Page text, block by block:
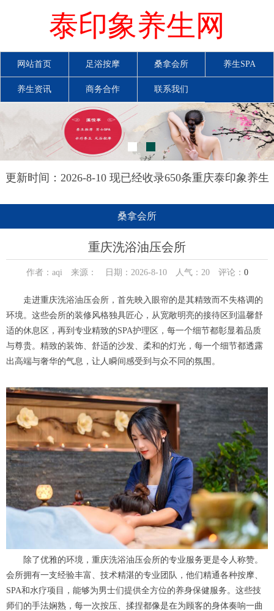
泰印象养生网
网站首页 足浴按摩 桑拿会所 养生SPA
养生资讯 商务合作 联系我们
更新时间：2026-8-10 现已经收录650条重庆泰印象养生
桑拿会所
重庆洗浴油压会所
作者：aqi 来源： 日期：2026-8-10 人气： 20评论： 0
走进重庆洗浴油压会所，首先映入眼帘的是其精致而不失格调的
环境。这些会所的装修风格独具匠心，从宽敞明亮的接待区到温馨舒
适的休息区，再到专业精致的SPA护理区，每一个细节都彰显着品质
与尊贵。精致的装饰、舒适的沙发、柔和的灯光，每一个细节都透露
出高端与奢华的气息，让人瞬间感受到与众不同的氛围。
除了优雅的环境，重庆洗浴油压会所的专业服务更是令人称赞。
会所拥有一支经验丰富、技术精湛的专业团队，他们精通各种按摩、
SPA和水疗项目，能够为男士们提供全方位的养身保健服务。这些技
师们的手法娴熟，每一次按压、揉捏都像是在为顾客的身体奏响一曲